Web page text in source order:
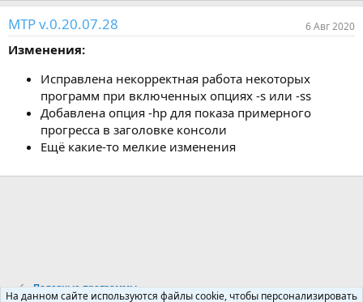
MTP v.0.20.07.28 6 Авг 2020
Изменения:
Исправлена некорректная работа некоторых
программ при включенных опциях -s или -ss
Добавлена опция -hp для показа примерного
прогресса в заголовке консоли
Ещё какие-то мелкие изменения
Полезные программы
На данном сайте используются файлы cookie, чтобы персонализировать